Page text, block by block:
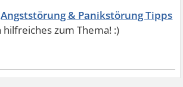
Angststörung & Panikstörung Tipps